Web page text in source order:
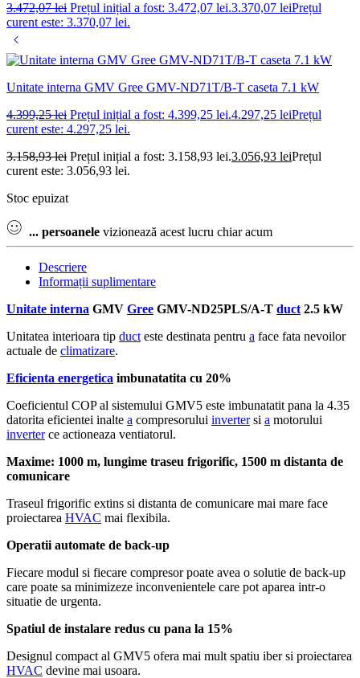
3.472,07lei Prețul inițial a fost: 3.472,07 lei.3.370,07 leiPrețul
curent este: 3.370,07 lei.
Unitate interna GMV Gree GMV-ND71T/B-T caseta 7.1 kW
4.399,25lei Prețul inițial a fost: 4.399,25 lei.4.297,25 leiPrețul
curent este: 4.297,25 lei.
3.158,93lei Prețul inițial a fost: 3.158,93 lei.3.056,93 leiPrețul
curent este: 3.056,93 lei.
Stoc epuizat
... persoanele vizionează acest lucru chiar acum
Descriere
Informații suplimentare
Unitate interna GMV Gree GMV-ND25PLS/A-T duct 2.5 kW
Unitatea interioara tip duct este destinata pentru a face fata nevoilor
actuale de climatizare.
Eficienta energetica imbunatatita cu 20%
Coeficientul COP al sistemului GMV5 este imbunatatit pana la 4.35
datorita eficientei inalte a compresorului invertersi a motorului
inverterce actioneaza ventiatorul.
Maxime: 1000 m, lungime traseu frigorific, 1500 m distanta de
comunicare
Traseul frigorific extins si distanta de comunicare mai mare face
proiectarea HVAC mai flexibila.
Operatii automate de back-up
Fiecare modul si fiecare compresor poate avea o solutie de back-up
care poate sa minimizeze inconvenientele care pot aparea intr-o
situatie de urgenta.
Spatiul de instalare redus cu pana la 15%
Designul compact al GMV5 ofera mai mult spatiu iber si proiectarea
HVAC devine mai usoara.